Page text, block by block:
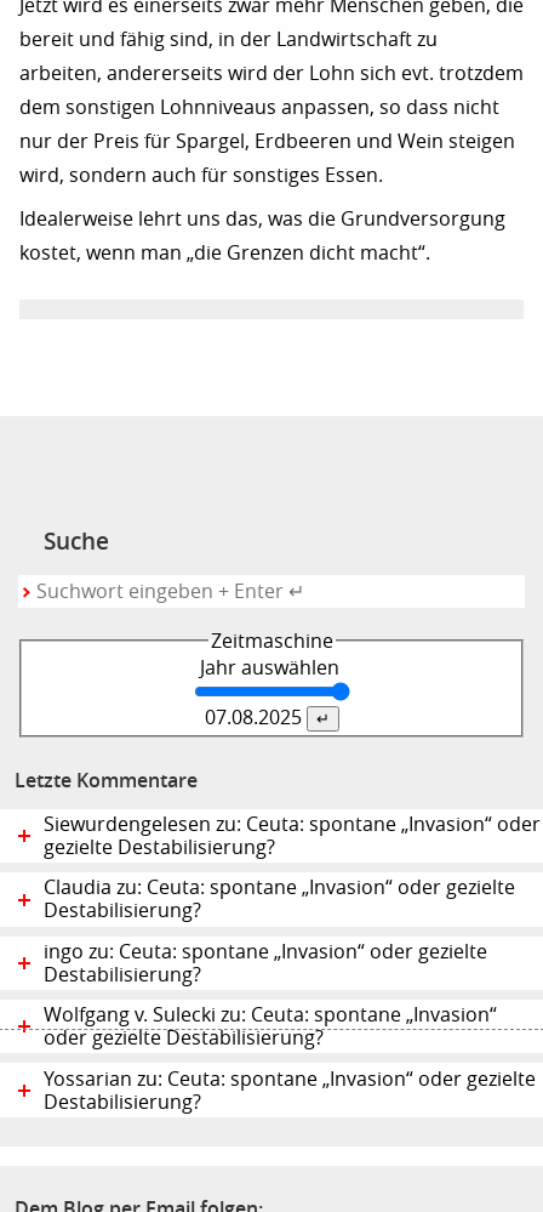
Jetzt wird es einerseits zwar mehr Menschen geben, die
bereit und fähig sind, in der Landwirtschaft zu
arbeiten, andererseits wird der Lohn sich evt. trotzdem
dem sonstigen Lohnniveaus anpassen, so dass nicht
nur der Preis für Spargel, Erdbeeren und Wein steigen
wird, sondern auch für sonstiges Essen.
Idealerweise lehrt uns das, was die Grundversorgung
kostet, wenn man „die Grenzen dicht macht“.
Suche
Zeitmaschine
Jahr auswählen
07.08.2025
Letzte Kommentare
Siewurdengelesen zu: Ceuta: spontane „Invasion“ oder
gezielte Destabilisierung?
Claudia zu: Ceuta: spontane „Invasion“ oder gezielte
Destabilisierung?
ingo zu: Ceuta: spontane „Invasion“ oder gezielte
Destabilisierung?
Wolfgang v. Sulecki zu: Ceuta: spontane „Invasion“
oder gezielte Destabilisierung?
Yossarian zu: Ceuta: spontane „Invasion“ oder gezielte
Destabilisierung?